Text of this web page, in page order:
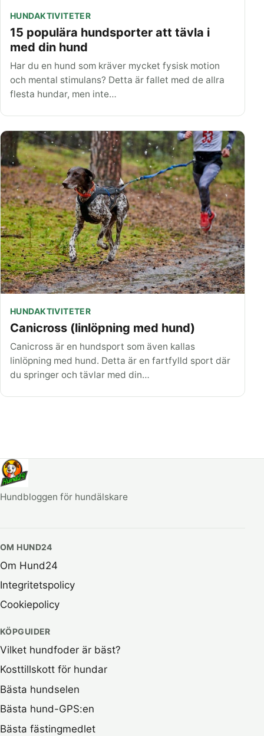
HUNDAKTIVITETER
15 populära hundsporter att tävla i
med din hund
Har du en hund som kräver mycket fysisk motion
och mental stimulans? Detta är fallet med de allra
flesta hundar, men inte…
HUNDAKTIVITETER
Canicross (linlöpning med hund)
Canicross är en hundsport som även kallas
linlöpning med hund. Detta är en fartfylld sport där
du springer och tävlar med din…
Hundbloggen för hundälskare
OM HUND24
Om Hund24
Integritetspolicy
Cookiepolicy
KÖPGUIDER
Vilket hundfoder är bäst?
Kosttillskott för hundar
Bästa hundselen
Bästa hund-GPS:en
Bästa fästingmedlet